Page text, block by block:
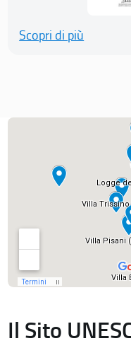
Scopri di più
Il Sito